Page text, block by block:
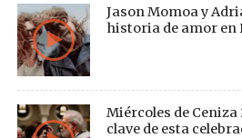
Jason Momoa y
historia de amor en
Miércoles de Ceniza
clave de esta